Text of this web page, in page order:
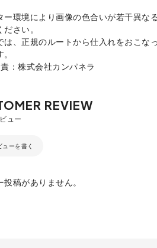
環境により画像の色合いが若干異な
さい。
、正規のルートから仕入れをおこな
：株式会社カンパネラ
ューを書く
投稿がありません。